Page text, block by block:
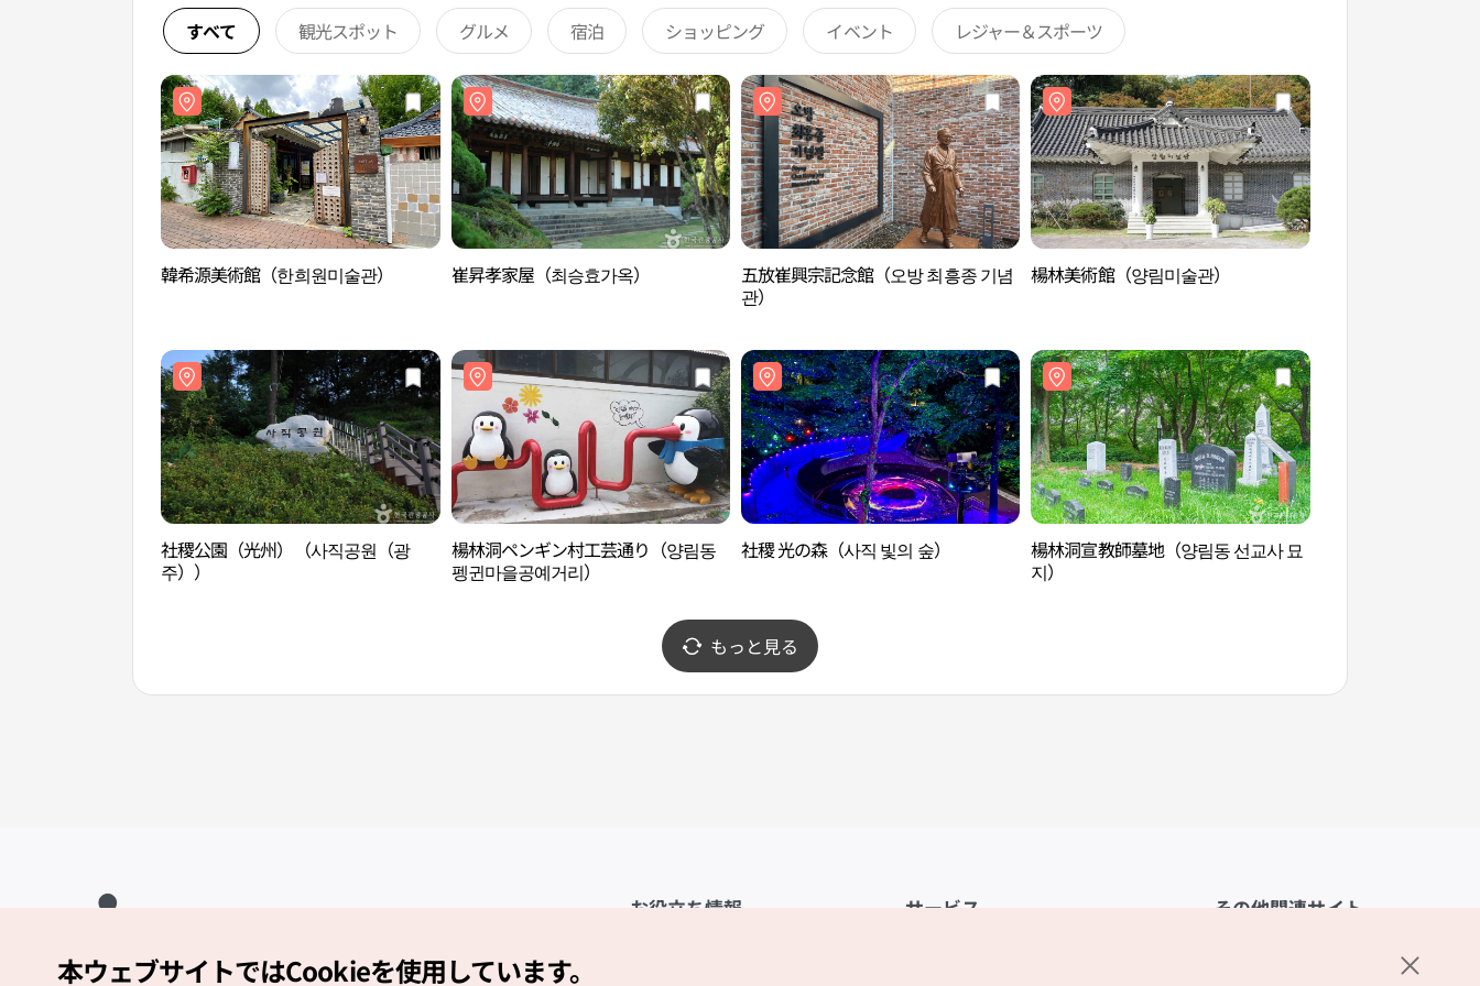
すべて 観光スポット グルメ 宿泊 ショッピング イベント レジャー＆スポーツ
韓希源美術館（한희원미술관） 崔昇孝家屋（최승효가옥）
五放崔興宗記念館（오방 최흥종 기념
관）
楊林美術館（양림미술관）
社稷公園（光州）（사직공원（광
주））
楊林洞ペンギン村工芸通り（양림동
펭귄마을공예거리）
社稷 光の森（사직 빛의 숲）
楊林洞宣教師墓地（양림동 선교사 묘
지）
もっと見る
お役立ち情報 サービス その他関連サイト
Copyright (c) Korea Tourism Organization All Rights Reserved.
本ウェブサイトではCookieを使用しています。